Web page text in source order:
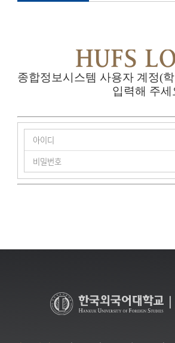
HUFS
종합정보시스템 사용자 계정(
입력해 주세